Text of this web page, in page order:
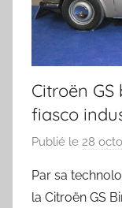
Citroën GS
fiasco
Publié le 28
Par sa
la Citroën GS